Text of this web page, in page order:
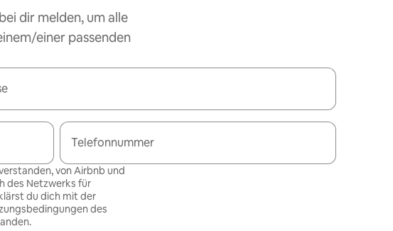
dir melden, um alle
einer passenden
Telefonnummer
von Airbnb und
des Netzwerks für
du dich mit der
des